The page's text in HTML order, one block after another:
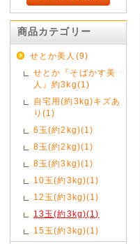
商品カテゴリー
せとか美人(9)
せとか『そばかす美
人』約3kg(1)
自宅用(約3kg)キズあ
り(1)
6玉(約2kg)(1)
8玉(約2kg)(1)
8玉(約3kg)(1)
10玉(約3kg)(1)
12玉(約3kg)(1)
13玉(約3kg)(1)
15玉(約3kg)(1)